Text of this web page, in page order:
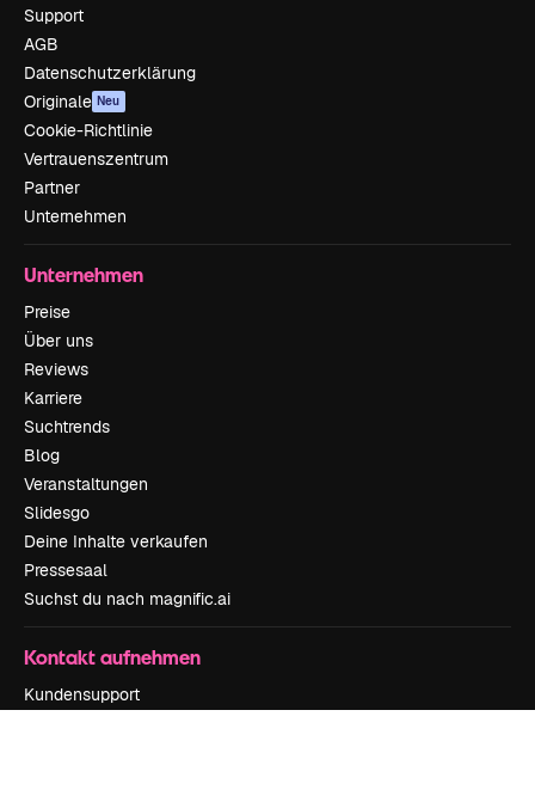
Support
AGB
Datenschutzerklärung
Originale Neu
Cookie-Richtlinie
Vertrauenszentrum
Partner
Unternehmen
Unternehmen
Preise
Über uns
Reviews
Karriere
Suchtrends
Blog
Veranstaltungen
Slidesgo
Deine Inhalte verkaufen
Pressesaal
Suchst du nach magnific.ai
Kontakt aufnehmen
Kundensupport